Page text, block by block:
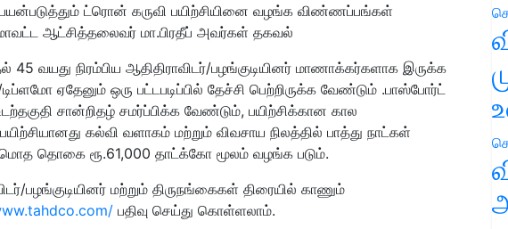
பயன்படுத்தும் ட்ரொன் கருவி பயிற்சியினை வழங்க விண்ணப்பங்கள்
ஆட்சித்தலைவர் மா.பிரதீப் அவர்கள் தகவல்
45 வயது நிரம்பிய ஆதிதிராவிடர்/பழங்குடியினர் மாணாக்கர்களாக இருக்க
ஏதேனும் ஒரு பட்டபடிப்பில் தேச்சி பெற்றிருக்க வேண்டும் .பாஸ்போர்ட்
சான்றிதழ் சமர்ப்பிக்க வேண்டும், பயிற்சிக்கான கால
கல்வி வளாகம் மற்றும் விவசாய நிலத்தில் பாத்து நாட்கள்
மொத தொகை ரூ.61,000 தாட்க்கோ மூலம் வழங்க படும்.
பழங்குடியினர் மற்றும் திருநங்கைகள் திரையில் காணும்
பதிவு செய்து கொள்ளலாம்.